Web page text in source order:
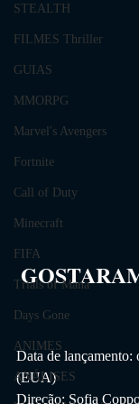
STEALTH
FILMES Thriller
GUIAS
MMORPG
Marvel's Avengers
Fortnite
Call of Duty
Minecraft
FIFA
Trials of Mana
Days Gone
ANIMES
ANÁLISES
Data de lançamento:
(EUA)
Direção: Sofia